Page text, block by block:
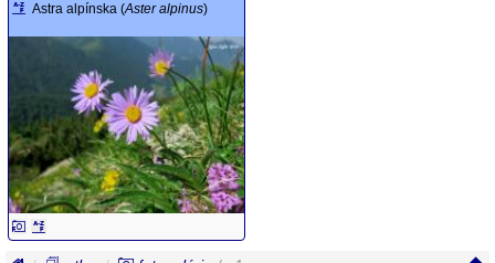
Astra alpínska (Aster alpinus)